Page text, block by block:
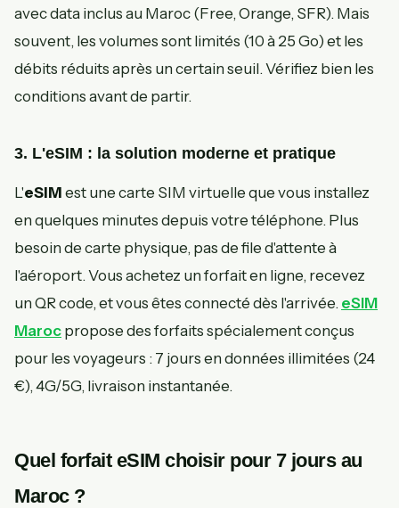
avec data inclus au Maroc (Free, Orange, SFR). Mais
souvent, les volumes sont limités (10 à 25 Go) et les
débits réduits après un certain seuil. Vérifiez bien les
conditions avant de partir.
3. L'eSIM : la solution moderne et pratique
L'eSIM est une carte SIM virtuelle que vous installez
en quelques minutes depuis votre téléphone. Plus
besoin de carte physique, pas de file d'attente à
l'aéroport. Vous achetez un forfait en ligne, recevez
un QR code, et vous êtes connecté dès l'arrivée. eSIM
Maroc propose des forfaits spécialement conçus
pour les voyageurs : 7 jours en données illimitées (24
€), 4G/5G, livraison instantanée.
Quel forfait eSIM choisir pour 7 jours au
Maroc ?